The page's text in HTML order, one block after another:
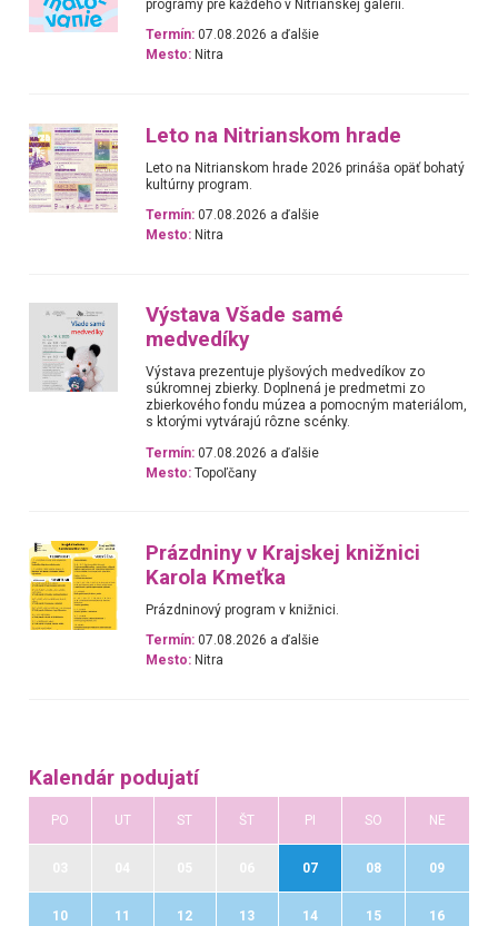
programy pre každého v Nitrianskej galérii.
Termín: 07.08.2026 a ďalšie
Mesto: Nitra
Leto na Nitrianskom hrade
Leto na Nitrianskom hrade 2026 prináša opäť bohatý
kultúrny program.
Termín: 07.08.2026 a ďalšie
Mesto: Nitra
Výstava Všade samé
medvedíky
Výstava prezentuje plyšových medvedíkov zo
súkromnej zbierky. Doplnená je predmetmi zo
zbierkového fondu múzea a pomocným materiálom,
s ktorými vytvárajú rôzne scénky.
Termín: 07.08.2026 a ďalšie
Mesto: Topoľčany
Prázdniny v Krajskej knižnici
Karola Kmeťka
Prázdninový program v knižnici.
Termín: 07.08.2026 a ďalšie
Mesto: Nitra
Kalendár podujatí
PO UT ST ŠT PI SO NE
07 08 09
10 11 12 13 14 15 16